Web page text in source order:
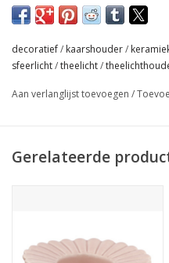
Afmeting: 2,7 x 10,3 x 10,3
decoratief/ kaarshouder/
sfeerlicht/theelicht/
Aan verlanglijst toevoegen /
Gerelateerde